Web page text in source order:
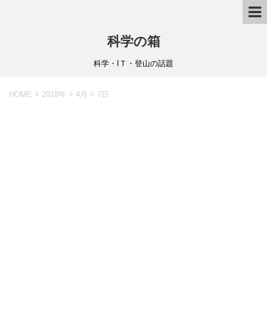
科学の箱
科学・IＴ・登山の話題
HOME > 2018年 > 4月 > 7日